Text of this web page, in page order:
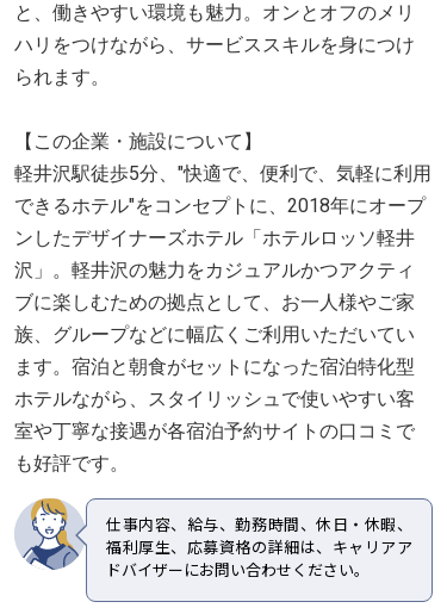
と、働きやすい環境も魅力。オンとオフのメリ
ハリをつけながら、サービススキルを身につけ
られます。
【この企業・施設について】
軽井沢駅徒歩5分、"快適で、便利で、気軽に利用
できるホテル"をコンセプトに、2018年にオープ
ンしたデザイナーズホテル「ホテルロッソ軽井
沢」。軽井沢の魅力をカジュアルかつアクティ
ブに楽しむための拠点として、お一人様やご家
族、グループなどに幅広くご利用いただいてい
ます。宿泊と朝食がセットになった宿泊特化型
ホテルながら、スタイリッシュで使いやすい客
室や丁寧な接遇が各宿泊予約サイトの口コミで
も好評です。
仕事内容、給与、勤務時間、休日・休暇、
福利厚生、応募資格の詳細は、キャリアア
ドバイザーにお問い合わせください。